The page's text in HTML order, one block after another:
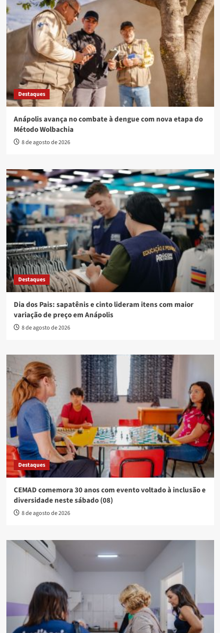
Destaques
Anápolis avança no combate à dengue com nova etapa do
Método Wolbachia
8 de agosto de 2026
Destaques
Dia dos Pais: sapatênis e cinto lideram itens com maior
variação de preço em Anápolis
8 de agosto de 2026
Destaques
CEMAD comemora 30 anos com evento voltado à inclusão e
diversidade neste sábado (08)
8 de agosto de 2026